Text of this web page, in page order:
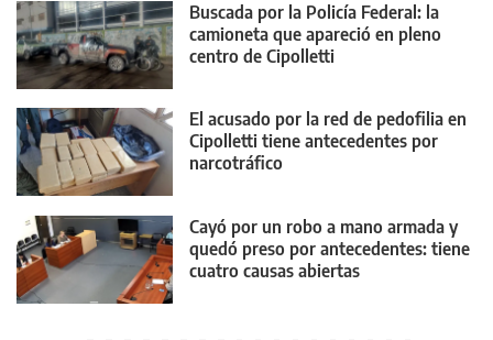
Buscada por la Policía Federal: la
camioneta que apareció en pleno
centro de Cipolletti
El acusado por la red de pedofilia en
Cipolletti tiene antecedentes por
narcotráfico
Cayó por un robo a mano armada y
quedó preso por antecedentes: tiene
cuatro causas abiertas